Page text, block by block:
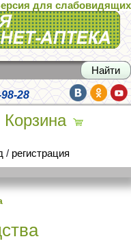
для слабовидящих
28
Корзина
/ регистрация